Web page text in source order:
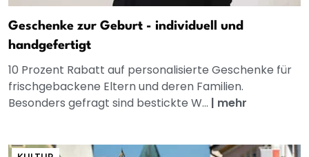
Geschenke zur Geburt - individuell und
handgefertigt
10 Prozent Rabatt auf personalisierte Geschenke für
frischgebackene Eltern und deren Familien.
Besonders gefragt sind bestickte W... | mehr